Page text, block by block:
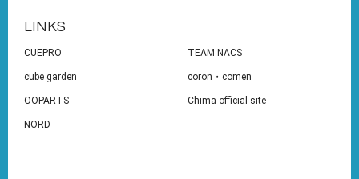
LINKS
CUEPRO TEAM NACS
cube garden coron・comen
OOPARTS Chima official site
NORD